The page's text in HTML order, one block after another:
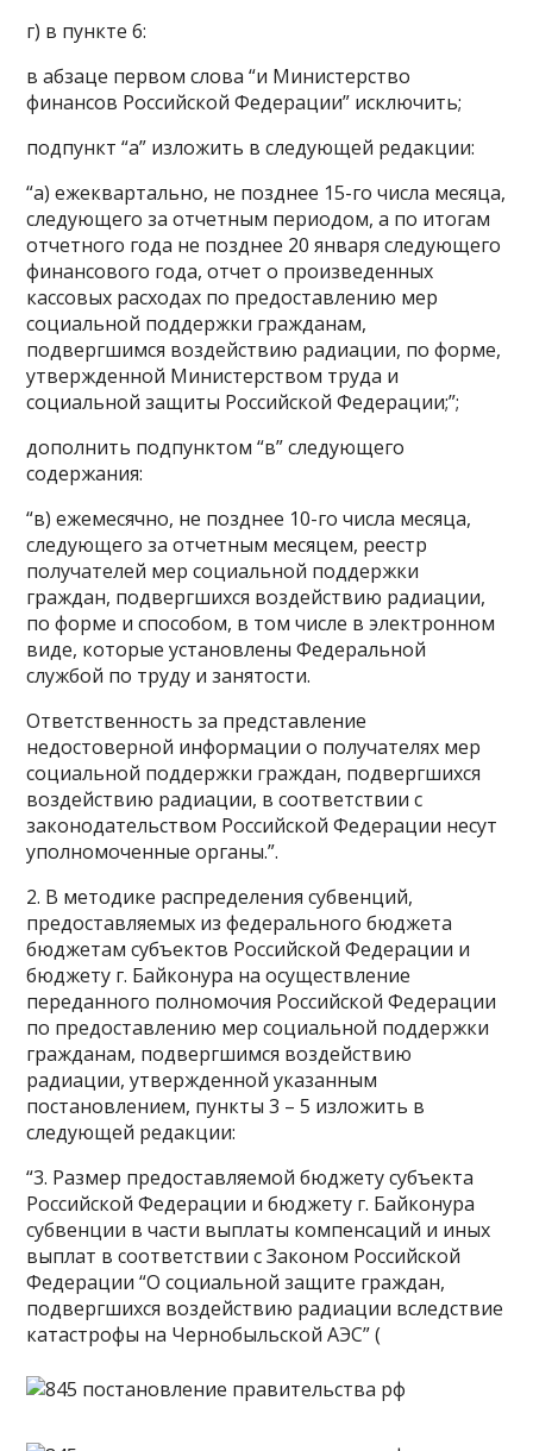
г) в пункте 6:
в абзаце первом слова “и Министерство
финансов Российской Федерации” исключить;
подпункт “а” изложить в следующей редакции:
“а) ежеквартально, не позднее 15-го числа месяца,
следующего за отчетным периодом, а по итогам
отчетного года не позднее 20 января следующего
финансового года, отчет о произведенных
кассовых расходах по предоставлению мер
социальной поддержки гражданам,
подвергшимся воздействию радиации, по форме,
утвержденной Министерством труда и
социальной защиты Российской Федерации;”;
дополнить подпунктом “в” следующего
содержания:
“в) ежемесячно, не позднее 10-го числа месяца,
следующего за отчетным месяцем, реестр
получателей мер социальной поддержки
граждан, подвергшихся воздействию радиации,
по форме и способом, в том числе в электронном
виде, которые установлены Федеральной
службой по труду и занятости.
Ответственность за представление
недостоверной информации о получателях мер
социальной поддержки граждан, подвергшихся
воздействию радиации, в соответствии с
законодательством Российской Федерации несут
уполномоченные органы.”.
2. В методике распределения субвенций,
предоставляемых из федерального бюджета
бюджетам субъектов Российской Федерации и
бюджету г. Байконура на осуществление
переданного полномочия Российской Федерации
по предоставлению мер социальной поддержки
гражданам, подвергшимся воздействию
радиации, утвержденной указанным
постановлением, пункты 3 – 5 изложить в
следующей редакции:
“3. Размер предоставляемой бюджету субъекта
Российской Федерации и бюджету г. Байконура
субвенции в части выплаты компенсаций и иных
выплат в соответствии с Законом Российской
Федерации “О социальной защите граждан,
подвергшихся воздействию радиации вследствие
катастрофы на Чернобыльской АЭС” (